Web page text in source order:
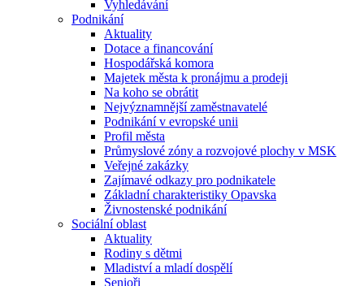
Vyhledávání
Podnikání
Aktuality
Dotace a financování
Hospodářská komora
Majetek města k pronájmu a prodeji
Na koho se obrátit
Nejvýznamnější zaměstnavatelé
Podnikání v evropské unii
Profil města
Průmyslové zóny a rozvojové plochy v MSK
Veřejné zakázky
Zajímavé odkazy pro podnikatele
Základní charakteristiky Opavska
Živnostenské podnikání
Sociální oblast
Aktuality
Rodiny s dětmi
Mladiství a mladí dospělí
Senioři